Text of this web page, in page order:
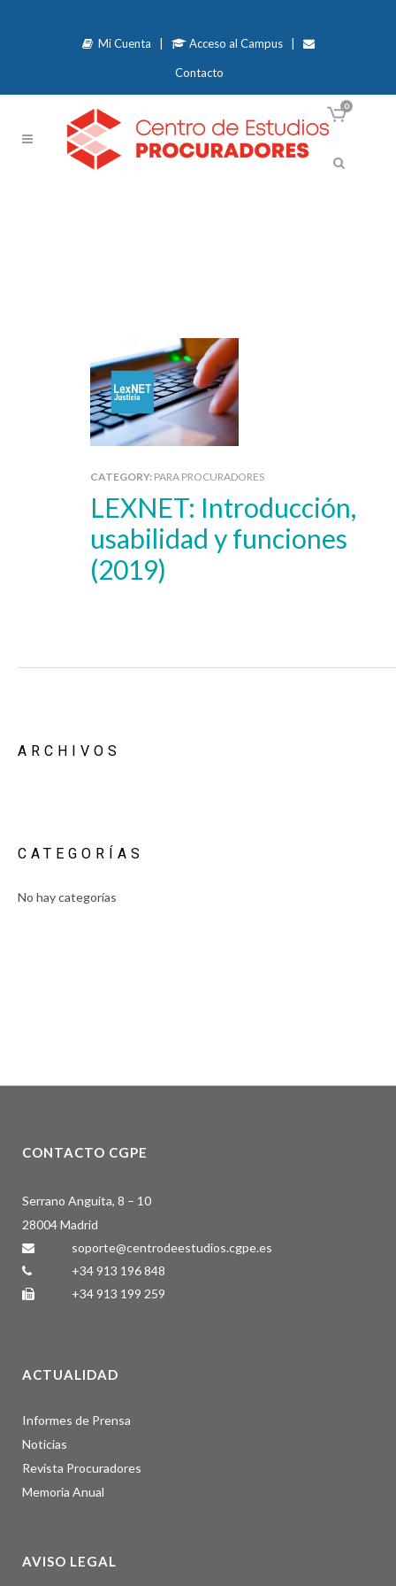
Mi Cuenta Acceso al Campus|
Contacto
0
CATEGORY: PARA PROCURADORES
LEXNET: Introducción,
usabilidad y funciones
(2019)
ARCHIVOS
CATEGORÍAS
No hay categorías
CONTACTO CGPE
Serrano Anguita, 8 – 10
28004 Madrid
soporte@centrodeestudios.cgpe.es
+34 913 196 848
+34 913 199 259
ACTUALIDAD
Informes de Prensa
Noticias
Revista Procuradores
Memoria Anual
AVISO LEGAL